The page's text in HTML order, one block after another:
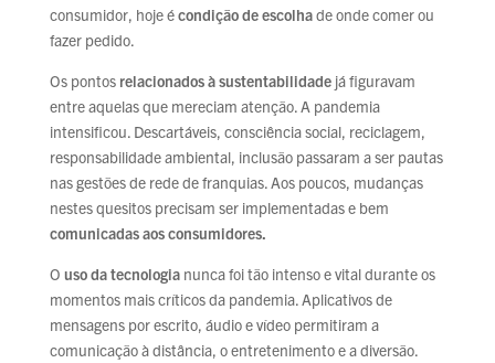
consumidor, hoje écondição de escolhade onde comer ou
fazer pedido.
Os pontos relacionados à sustentabilidadejá figuravam
entre aquelas que mereciam atenção. A pandemia
intensificou. Descartáveis, consciência social, reciclagem,
responsabilidade ambiental, inclusão passaram a ser pautas
nas gestões de rede de franquias. Aos poucos, mudanças
nestes quesitos precisam ser implementadas e bem
comunicadas aos consumidores.
O uso da tecnologianunca foi tão intenso e vital durante os
momentos mais críticos da pandemia. Aplicativos de
mensagens por escrito, áudio e vídeo permitiram a
comunicação à distância, o entretenimento e a diversão.